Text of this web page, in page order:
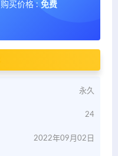
买价格 : 免费
永久
24
2022年09月02日